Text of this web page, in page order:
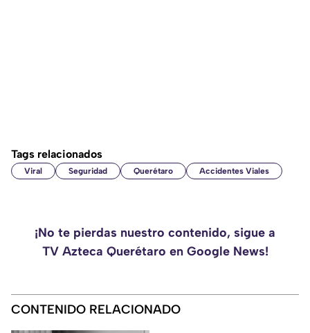
Tags relacionados
Viral Seguridad Querétaro Accidentes Viales
¡No te pierdas nuestro contenido, sigue a
TV Azteca Querétaro en Google News!
CONTENIDO RELACIONADO